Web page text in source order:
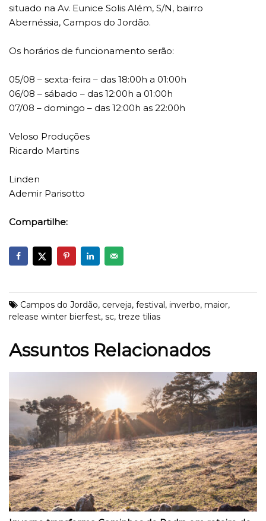
situado na Av. Eunice Solis Além, S/N, bairro
Abernéssia, Campos do Jordão.
Os horários de funcionamento serão:
05/08 – sexta-feira – das 18:00h a 01:00h
06/08 – sábado – das 12:00h a 01:00h
07/08 – domingo – das 12:00h as 22:00h
Veloso Produções
Ricardo Martins
Linden
Ademir Parisotto
Compartilhe:
Campos do Jordão, cerveja, festival, inverbo, maior,
release winter bierfest, sc, treze tilias
Assuntos Relacionados